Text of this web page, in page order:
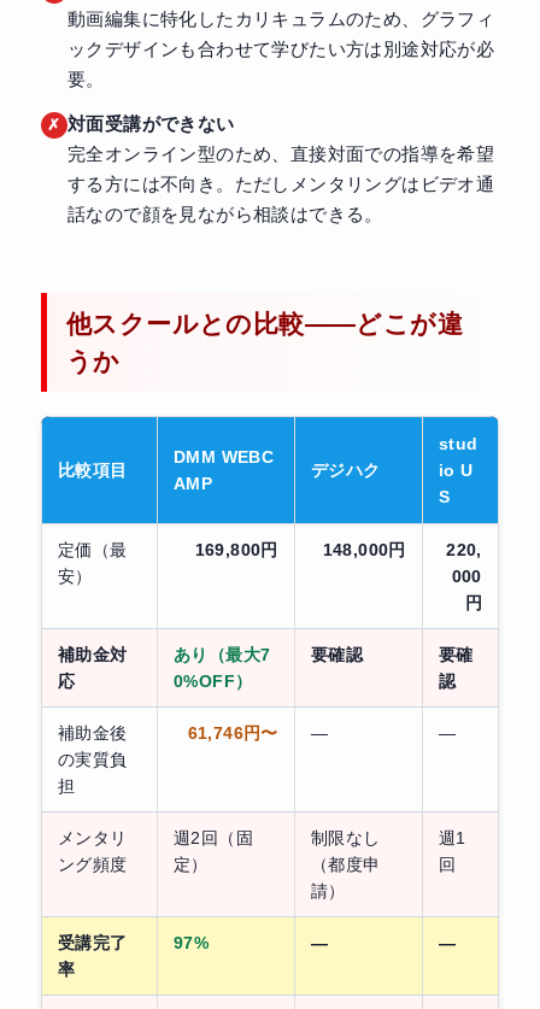
動画編集に特化したカリキュラムのため、グラフィ
ックデザインも合わせて学びたい方は別途対応が必
要。
対面受講ができない
完全オンライン型のため、直接対面での指導を希望
する方には不向き。ただしメンタリングはビデオ通
話なので顔を見ながら相談はできる。
他スクールとの比較——どこが違
うか
比較項目
DMM WEBC
AMP
デジハク
stud
io U
S
定価（最
安）
169,800円 148,000円
220,
000
円
補助金対
応
あり（最大7
0%OFF）
要確認
要確
認
補助金後
の実質負
担
61,746円〜 — —
メンタリ
ング頻度
週2回（固
定）
制限なし
（都度申
請）
週1
回
受講完了
率
97% — —